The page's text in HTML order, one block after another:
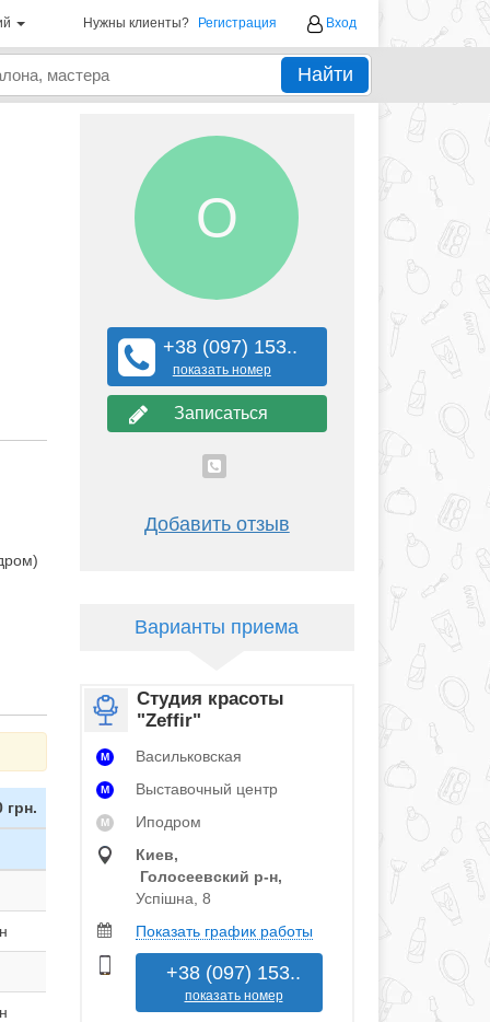
Нужны клиенты? Регистрация Вход
Найти
грн.
О
+38 (097) 153..
показать номер
Записаться
Добавить отзыв
Варианты приема
Студия красоты
"Zeffir"
M Васильковская
M Выставочный центр
M
Иподром
Киев,
Голосеевский р‑н,
Успішна, 8
Показать график работы
+38 (097) 153..
показать номер